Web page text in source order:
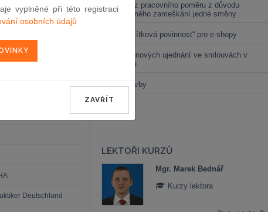
— Brune v. Komise
uchazečů vhodných k
proti rozhodnutí o
Deutschland
Výpověď z pracovního poměru z důvodu
neomluveného zameškání jedné směny
Nová „tlačítková povinnost“ pro e-shopy
Změna cenových ujednání ve smlouvách v
energetice
Černé stavby
LEKTOŘI KURZŮ
lektora
Mgr. Marek Bednář
Kurzy lektora
vyplněné při této registraci
osobních údajů
ZAVŘÍT